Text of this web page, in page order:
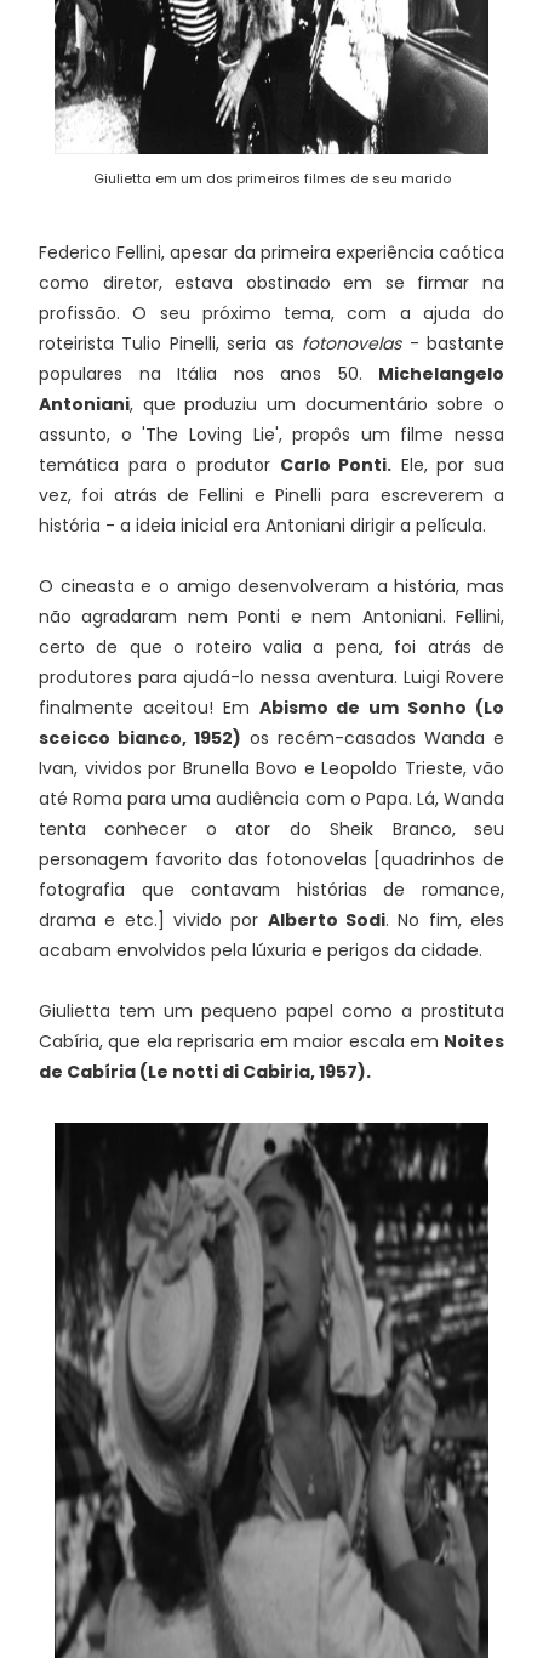
Giulietta em um dos primeiros filmes de seu marido
Federico Fellini, apesar da primeira experiência caótica
como diretor, estava obstinado em se firmar na
profissão. O seu próximo tema, com a ajuda do
roteirista Tulio Pinelli, seria as fotonovelas- bastante
populares na Itália nos anos 50. Michelangelo
Antoniani, que produziu um documentário sobre o
assunto, o 'The Loving Lie', propôs um filme nessa
temática para o produtor Carlo Ponti. Ele, por sua
vez, foi atrás de Fellini e Pinelli para escreverem a
história - a ideia inicial era Antoniani dirigir a película.
O cineasta e o amigo desenvolveram a história, mas
não agradaram nem Ponti e nem Antoniani. Fellini,
certo de que o roteiro valia a pena, foi atrás de
produtores para ajudá-lo nessa aventura. Luigi Rovere
finalmente aceitou! Em Abismo de um Sonho (Lo
sceicco bianco, 1952) os recém-casados Wanda e
Ivan, vividos por Brunella Bovo e Leopoldo Trieste, vão
até Roma para uma audiência com o Papa. Lá, Wanda
tenta conhecer o ator do Sheik Branco, seu
personagem favorito das fotonovelas [quadrinhos de
fotografia que contavam histórias de romance,
drama e etc.] vivido por Alberto Sodi. No fim, eles
acabam envolvidos pela lúxuria e perigos da cidade.
Giulietta tem um pequeno papel como a prostituta
Cabíria, que ela reprisaria em maior escala em Noites
de Cabíria (Le notti di Cabiria, 1957).